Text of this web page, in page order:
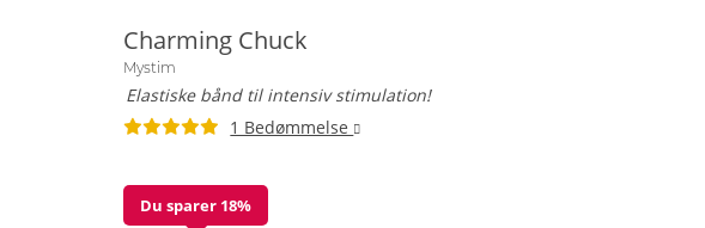
Charming Chuck
Mystim
Elastiske bånd til intensiv stimulation!
1 Bedømmelse
Du sparer 18%